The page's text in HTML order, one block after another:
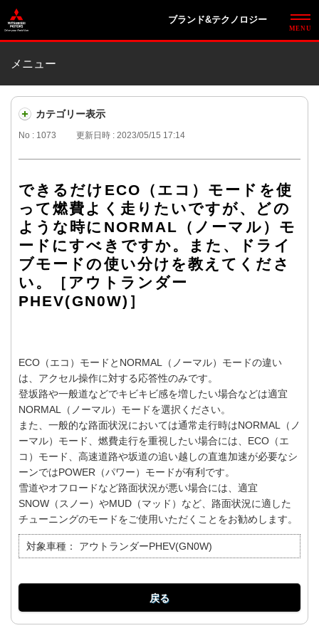
ブランド&テクノロジー
メニュー
カテゴリー表示
No : 1073 更新日時 : 2023/05/15 17:14
できるだけECO（エコ）モードを使
って燃費よく走りたいですが、どの
ような時にNORMAL（ノーマル）モ
ードにすべきですか。また、ドライ
ブモードの使い分けを教えてくださ
い。［アウトランダー
PHEV(GN0W)］
ECO（エコ）モードとNORMAL（ノーマル）モードの違い
は、アクセル操作に対する応答性のみです。
登坂路や一般道などでキビキビ感を増したい場合などは適宜
NORMAL（ノーマル）モードを選択ください。
また、一般的な路面状況においては通常走行時はNORMAL（ノ
ーマル）モード、燃費走行を重視したい場合には、ECO（エ
コ）モード、高速道路や坂道の追い越しの直進加速が必要なシ
ーンではPOWER（パワー）モードが有利です。
雪道やオフロードなど路面状況が悪い場合には、適宜
SNOW（スノー）やMUD（マッド）など、路面状況に適した
チューニングのモードをご使用いただくことをお勧めします。
対象車種： アウトランダーPHEV(GN0W)
戻る